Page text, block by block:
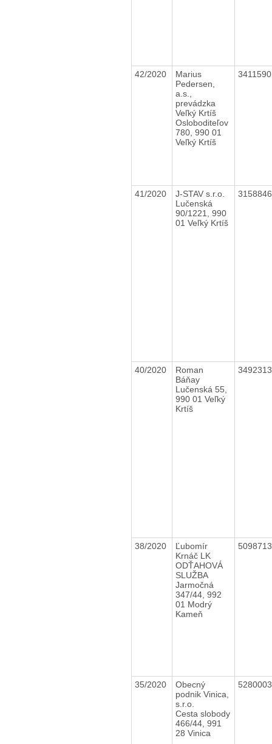
42/2020
Marius
Pedersen,
a.s.,
prevádzka
Veľký Krtíš
Osloboditeľov
780, 990 01
Veľký Krtíš
41/2020
J-STAV s.r.o.
Lučenská
90/1221, 990
01 Veľký Krtíš
40/2020
Roman
Báňay
Lučenská 55,
990 01 Veľký
Krtíš
38/2020
Ľubomír
Krnáč LK
ODŤAHOVÁ
SLUŽBA
Jarmočná
347/44, 992
01 Modrý
Kameň
35/2020
Obecný
podnik Vinica,
s.r.o.
Cesta slobody
466/44, 991
28 Vinica